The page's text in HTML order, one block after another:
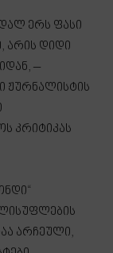
ერს ფასი
არის დიდი
–
ჟურნალისტის
კრიტიკას
არჩეული,